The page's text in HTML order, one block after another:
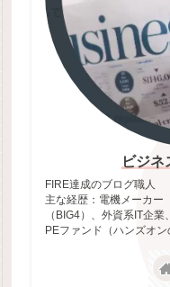
ビジネ
FIRE達成のブログ職人
主な経歴：電機メーカー
（BIG4）、外資系IT企
PEファンド（ハンズオン